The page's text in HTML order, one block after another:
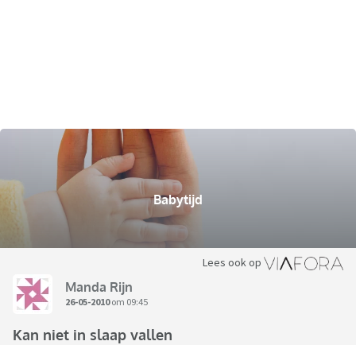
Babytijd
Lees ook op
Manda Rijn
26-05-2010om 09:45
Kan niet in slaap vallen